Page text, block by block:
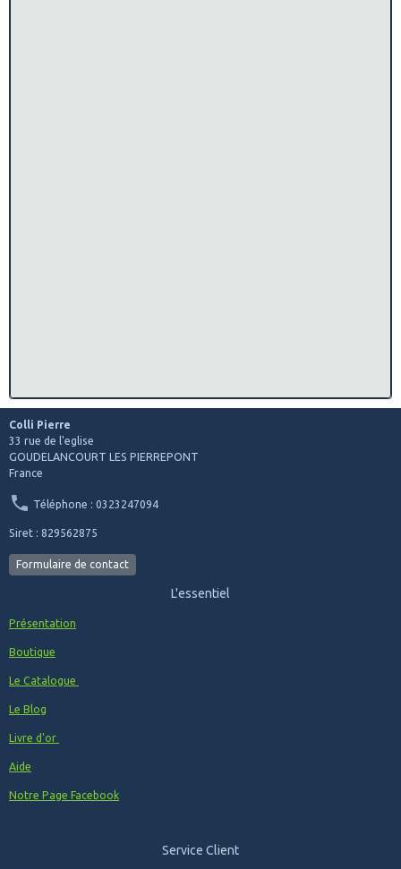
Colli Pierre
33 rue de l'eglise
GOUDELANCOURT LES PIERREPONT
France
Téléphone : 0323247094
Siret : 829562875
Formulaire de contact
L'essentiel
Présentation
Boutique
Le Catalogue
Le Blog
Livre d'or
Aide
Notre Page Facebook
Service Client